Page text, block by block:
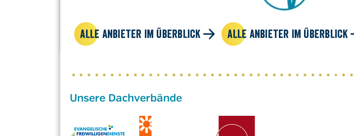
ALLE ANBIETER IM ÜBERBLICK ALLE ANBIETER IM ÜBERBLICK